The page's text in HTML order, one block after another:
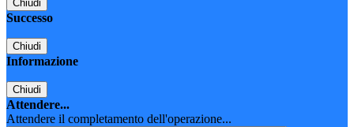
Chiudi
Successo
Chiudi
Informazione
Chiudi
Attendere...
Attendere il completamento dell'operazione...